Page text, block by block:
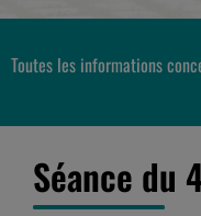
Toutes les informations
Séance du